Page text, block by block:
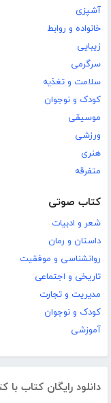
آشپزی
خانواده و روابط
زیبایی
سرگرمی
سلامت و تغذیه
کودک و نوجوان
موسیقی
ورزشی
هنری
متفرقه
کتاب صوتی
شعر و ادبیات
داستان و رمان
روانشناسی و موفقیت
تاریخی و اجتماعی
مدیریت و تجارت
کودک و نوجوان
آموزشی
دانلود رایگان کتاب با